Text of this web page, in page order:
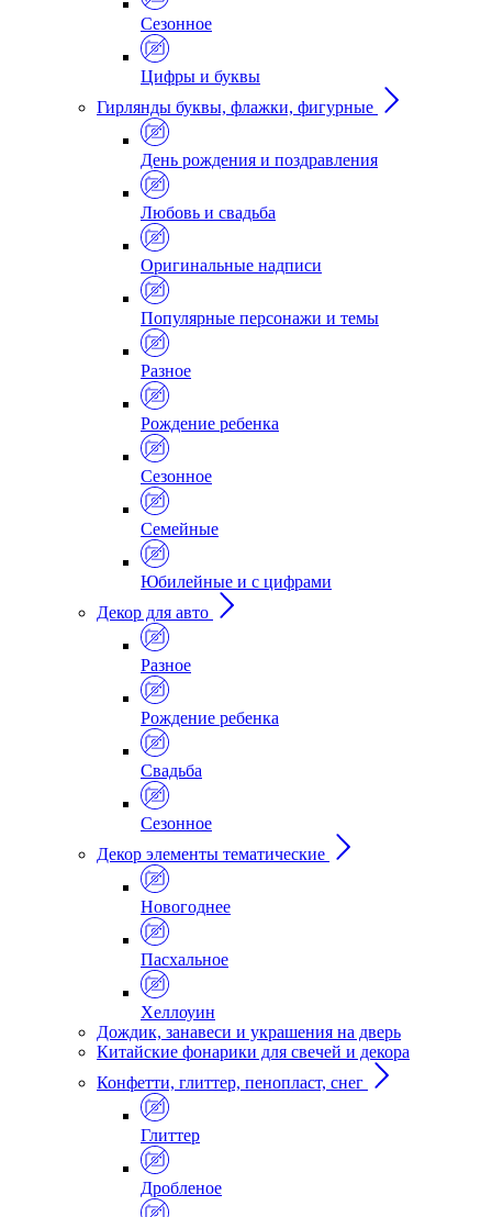
Сезонное
Цифры и буквы
Гирлянды буквы, флажки, фигурные
День рождения и поздравления
Любовь и свадьба
Оригинальные надписи
Популярные персонажи и темы
Разное
Рождение ребенка
Сезонное
Семейные
Юбилейные и с цифрами
Декор для авто
Разное
Рождение ребенка
Свадьба
Сезонное
Декор элементы тематические
Новогоднее
Пасхальное
Хеллоуин
Дождик, занавеси и украшения на дверь
Китайские фонарики для свечей и декора
Конфетти, глиттер, пенопласт, снег
Глиттер
Дробленое